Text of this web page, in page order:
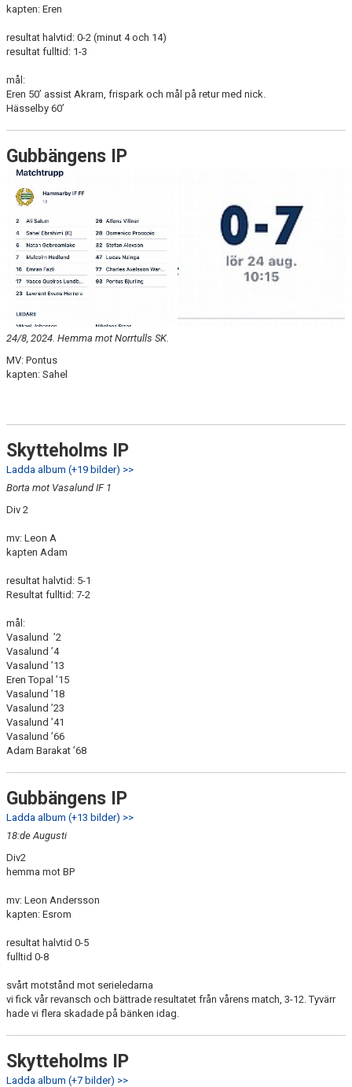
kapten: Eren
resultat halvtid: 0-2 (minut 4 och 14)
resultat fulltid: 1-3
mål:
Eren 50’ assist Akram, frispark och mål på retur med nick.
Hässelby 60’
Gubbängens IP
24/8, 2024. Hemma mot Norrtulls SK.
MV: Pontus
kapten: Sahel
Skytteholms IP
Ladda album (+19 bilder) >>
Borta mot Vasalund IF 1
Div 2
mv: Leon A
kapten Adam
resultat halvtid: 5-1
Resultat fulltid: 7-2
mål:
Vasalund ’2
Vasalund ’4
Vasalund ’13
Eren Topal ’15
Vasalund ’18
Vasalund ’23
Vasalund ’41
Vasalund ’66
Adam Barakat ’68
Gubbängens IP
Ladda album (+13 bilder) >>
18:de Augusti
Div2
hemma mot BP
mv: Leon Andersson
kapten: Esrom
resultat halvtid 0-5
fulltid 0-8
svårt motstånd mot serieledarna
vi fick vår revansch och bättrade resultatet från vårens match, 3-12. Tyvärr
hade vi flera skadade på bänken idag.
Skytteholms IP
Ladda album (+7 bilder) >>